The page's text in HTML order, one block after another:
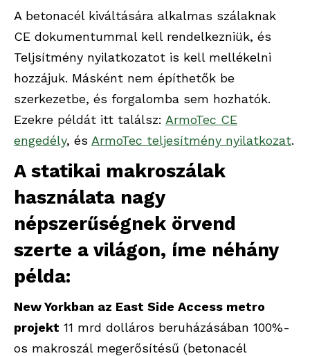
A betonacél kiváltására alkalmas szálaknak
CE dokumentummal kell rendelkezniük, és
Teljsítmény nyilatkozatot is kell mellékelni
hozzájuk. Másként nem építhetők be
szerkezetbe, és forgalomba sem hozhatók.
Ezekre példát itt találsz: ArmoTec CE
engedély, és ArmoTec teljesítmény nyilatkozat.
A statikai makroszálak
használata nagy
népszerűségnek örvend
szerte a világon, íme néhány
példa:
New Yorkban az East Side Access metro
projekt 11 mrd dolláros beruházásában 100%-
os makroszál megerősítésű (betonacél